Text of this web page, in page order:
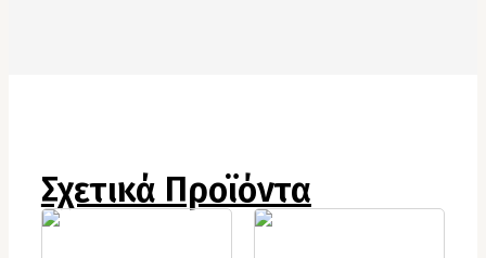
Σχετικά Προϊόντα